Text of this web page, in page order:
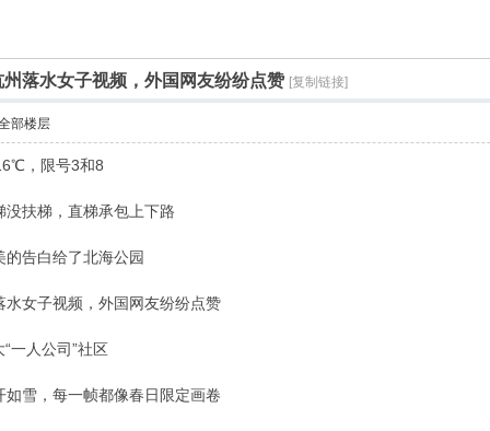
落水女子视频，外国网友纷纷点赞 [复制链接]
部楼层
，限号3和8
扶梯，直梯承包上下路
告白给了北海公园
女子视频，外国网友纷纷点赞
一人公司”社区
雪，每一帧都像春日限定画卷